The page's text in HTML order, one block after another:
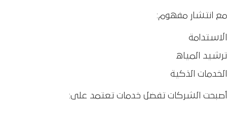
مع انتشار مفهوم:
الاستدامة
ترشيد المياه
الخدمات الذكية
أصبحت الشركات تفضل خدمات تعتمد على: